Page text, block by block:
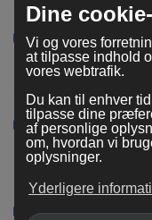
Hvordan kan jeg
Har I også en
Dine
Vi og vores
at tilpasse indhold
vores webtrafik.
Du kan til enhver
tilpasse dine
af personlige
om, hvordan vi
oplysninger.
Yderligere